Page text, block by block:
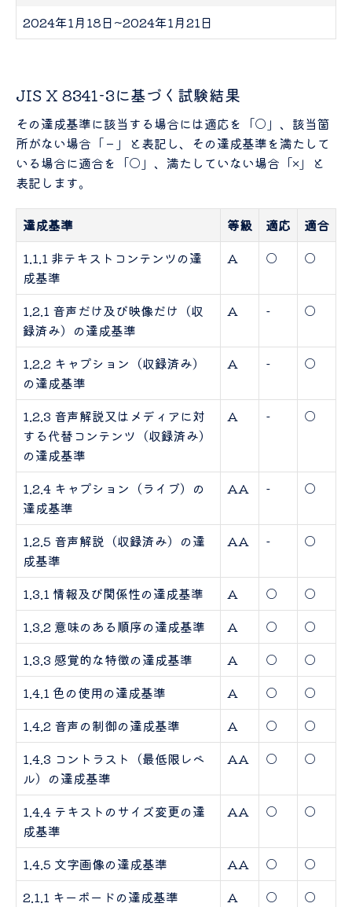
2024年1月18日~2024年1月21日
JIS X 8341-3に基づく試験結果
その達成基準に該当する場合には適応を「○」、該当箇
所がない場合「－」と表記し、その達成基準を満たして
いる場合に適合を「○」、満たしていない場合「×」と
表記します。
達成基準 等級 適応
適合
1.1.1 非テキストコンテンツの達
成基準
A ○ ○
1.2.1 音声だけ及び映像だけ（収
録済み）の達成基準
A - ○
1.2.2 キャプション（収録済み）
の達成基準
A - ○
1.2.3 音声解説又はメディアに対
する代替コンテンツ（収録済み）
の達成基準
A - ○
1.2.4 キャプション（ライブ）の
達成基準
AA - ○
1.2.5 音声解説（収録済み）の達
成基準
AA - ○
1.3.1 情報及び関係性の達成基準 A ○
○
1.3.2 意味のある順序の達成基準
A ○
○
1.3.3 感覚的な特徴の達成基準
A ○
○
1.4.1 色の使用の達成基準
A ○
○
1.4.2 音声の制御の達成基準
A ○
○
1.4.3 コントラスト（最低限レベ
ル）の達成基準
AA ○ ○
1.4.4 テキストのサイズ変更の達
成基準
AA ○ ○
1.4.5 文字画像の達成基準 AA ○
○
2.1.1 キーボードの達成基準
A ○
○